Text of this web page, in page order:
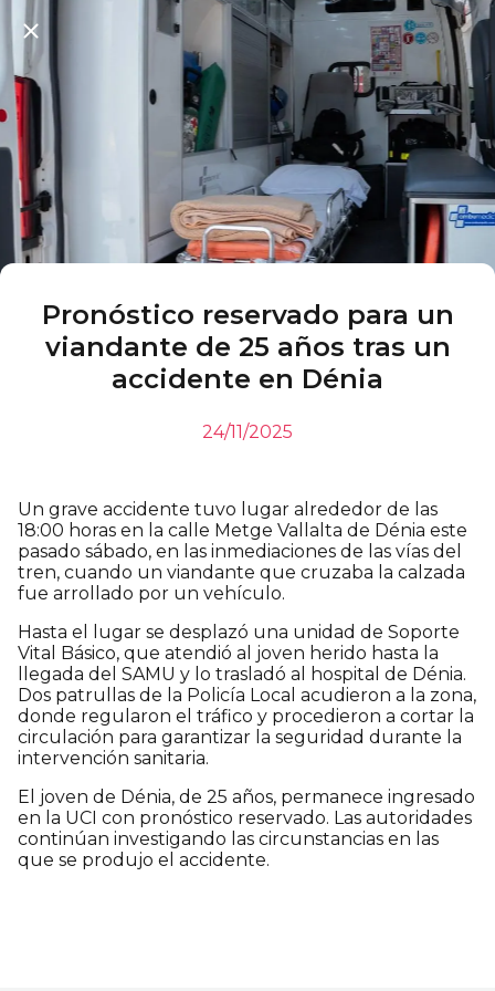
Pronóstico reservado para un
viandante de 25 años tras un
accidente en Dénia
24/11/2025
Un grave accidente tuvo lugar alrededor de las
18:00 horas en la calle Metge Vallalta de Dénia este
pasado sábado, en las inmediaciones de las vías del
tren, cuando un viandante que cruzaba la calzada
fue arrollado por un vehículo.
Hasta el lugar se desplazó una unidad de Soporte
Vital Básico, que atendió al joven herido hasta la
llegada del SAMU y lo trasladó al hospital de Dénia.
Dos patrullas de la Policía Local acudieron a la zona,
donde regularon el tráfico y procedieron a cortar la
circulación para garantizar la seguridad durante la
intervención sanitaria.
El joven de Dénia, de 25 años, permanece ingresado
en la UCI con pronóstico reservado. Las autoridades
continúan investigando las circunstancias en las
que se produjo el accidente.